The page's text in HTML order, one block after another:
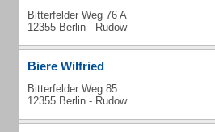
Bitterfelder Weg 76 A
12355 Berlin - Rudow
Biere Wilfried
Bitterfelder Weg 85
12355 Berlin - Rudow